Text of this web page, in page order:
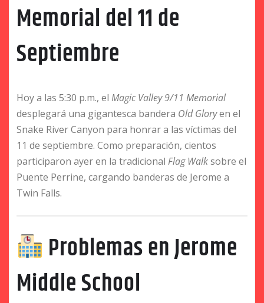
Memorial del 11 de
Septiembre
Hoy a las 5:30 p.m., el Magic Valley 9/11 Memorial
desplegará una gigantesca bandera Old Gloryen el
Snake River Canyon para honrar a las víctimas del
11 de septiembre. Como preparación, cientos
participaron ayer en la tradicional Flag Walksobre el
Puente Perrine, cargando banderas de Jerome a
Twin Falls.
Problemas en Jerome
Middle School